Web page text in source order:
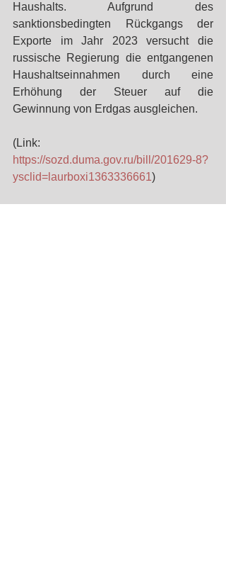
Haushalts. Aufgrund des
sanktionsbedingten Rückgangs der
Exporte im Jahr 2023 versucht die
russische Regierung die entgangenen
Haushaltseinnahmen durch eine
Erhöhung der Steuer auf die
Gewinnung von Erdgas ausgleichen.
https://sozd.duma.gov.ru/bill/201629-8?
ysclid=laurboxi1363336661)